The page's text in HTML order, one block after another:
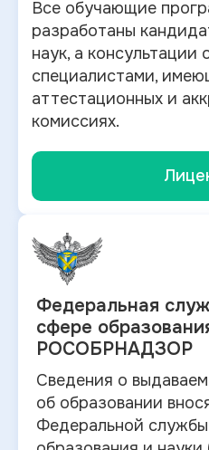
Все обучающие
разработаны
наук, а консультации
специалистами,
аттестационных и
комиссиях.
Федеральная
сфере
РОСОБРНАДЗОР
Сведения о
об образовании
Федеральной